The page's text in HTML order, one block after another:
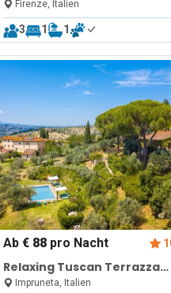
Firenze, Italien
3 1 1
Ab € 88pro Nacht
Relaxing Tuscan Terrazza
near Florence
Impruneta, Italien